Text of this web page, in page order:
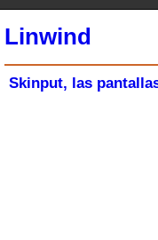
Linwind
Skinput, las